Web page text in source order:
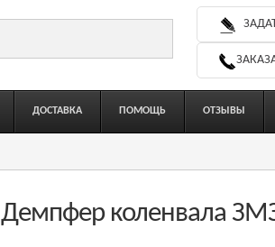
ДОСТАВКА ПОМОЩЬ ОТЗЫВЫ
Демпфер коленвала